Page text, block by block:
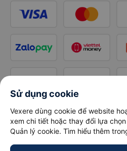
Sử dụng cookie
Vexere dùng cookie để website
xem chi tiết hoặc thay đổi lựa
Quản lý cookie. Tìm hiểu thêm